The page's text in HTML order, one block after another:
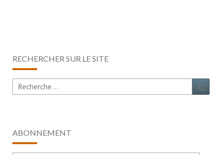
RECHERCHER SUR LE SITE
Rechercher :
ABONNEMENT